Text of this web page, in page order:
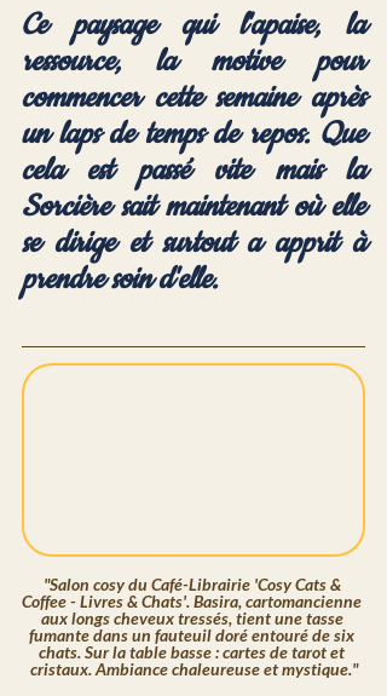
Ce paysage qui l'apaise, la
ressource, la motive pour
commencer cette semaine après
un laps de temps de repos. Que
cela est passé vite mais la
Sorcière sait maintenant où elle
se dirige et surtout a apprit à
prendre soin d'elle.
"Salon cosy du Café-Librairie 'Cosy Cats &
Coffee - Livres & Chats'. Basira, cartomancienne
aux longs cheveux tressés, tient une tasse
fumante dans un fauteuil doré entouré de six
chats. Sur la table basse : cartes de tarot et
cristaux. Ambiance chaleureuse et mystique."